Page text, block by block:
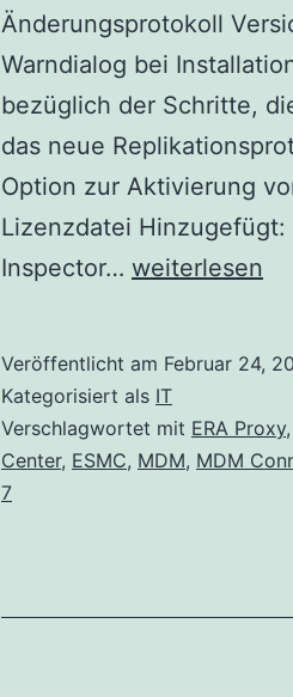
Änderungsprotokoll
Warndialog bei
bezüglich der Schritte,
das neue
Option zur Aktivierung
Lizenzdatei
Inspector… ESET
Center
7
Das
weiterlesen
Veröffentlicht am Februar 24,
Kategorisiert als IT
Verschlagwortet mit ERA Proxy,
Center, ESMC, MDM, MDM
7